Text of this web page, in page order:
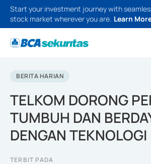
Start your investment journey with
stock market wherever you are. Learn
BERITA HARIAN
TELKOM DORONG
TUMBUH DAN
DENGAN TEKNOLOGI
TERBIT PADA